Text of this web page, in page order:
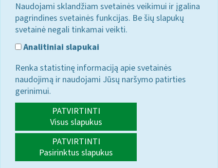
Naudojami sklandžiam svetainės veikimui ir įgalina
pagrindines svetainės funkcijas. Be šių slapukų
svetainė negali tinkamai veikti.
Analitiniai slapukai
Renka statistinę informaciją apie svetainės
naudojimą ir naudojami Jūsų naršymo patirties
gerinimui.
PATVIRTINTI
Visus slapukus
PATVIRTINTI
Pasirinktus slapukus